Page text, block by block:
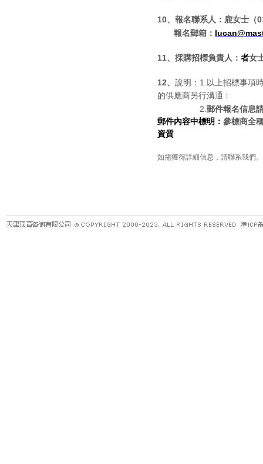
10、報名聯系人：鹿女士（
報名郵箱：
11、採購招標負責人： 者女
12、 說明： 1. 以上招標事項
的供應商另行溝通﹔
2. 郵件報名信息
郵件內容中標明： 參標商全
資質
如需獲得詳細信息，請聯系我們。